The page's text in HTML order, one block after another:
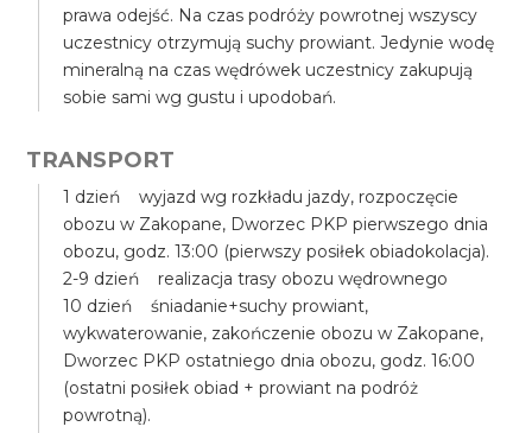
prawa odejść. Na czas podróży powrotnej wszyscy
uczestnicy otrzymują suchy prowiant. Jedynie wodę
mineralną na czas wędrówek uczestnicy zakupują
sobie sami wg gustu i upodobań.
TRANSPORT
1 dzień wyjazd wg rozkładu jazdy, rozpoczęcie
obozu w Zakopane, Dworzec PKP pierwszego dnia
obozu, godz. 13:00 (pierwszy posiłek obiadokolacja).
2-9 dzień realizacja trasy obozu wędrownego
10 dzień śniadanie+suchy prowiant,
wykwaterowanie, zakończenie obozu w Zakopane,
Dworzec PKP ostatniego dnia obozu, godz. 16:00
(ostatni posiłek obiad + prowiant na podróż
powrotną).